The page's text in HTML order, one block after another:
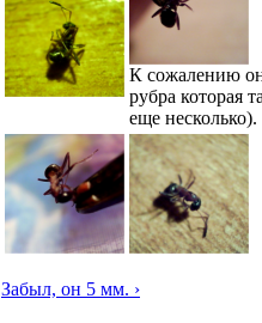
К сожалению
рубра которая
еще несколько).
Забыл, он 5 мм. ›